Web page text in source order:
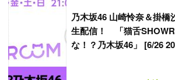
乃木坂46 山崎怜奈＆掛橋
生配信！ 「猫舌
な！？乃木坂46」 [6/26